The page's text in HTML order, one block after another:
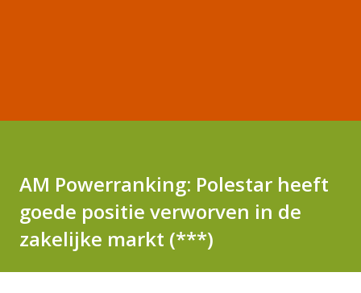
AM Powerranking: Polestar heeft
goede positie verworven in de
zakelijke markt (***)